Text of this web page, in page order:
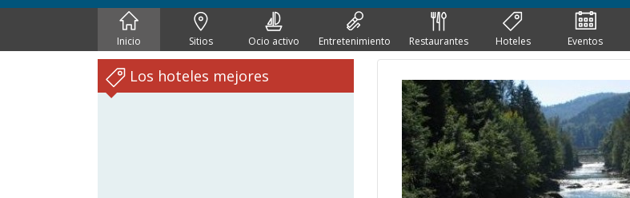
Inicio Sitios Ocio activo Entretenimiento Restaurantes Hoteles Eventos
Los hoteles mejores